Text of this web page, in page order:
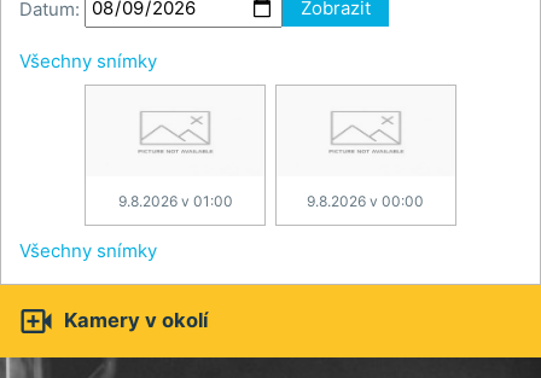
Datum: Zobrazit
Všechny snímky
9.8.2026 v 01:00 9.8.2026 v 00:00
Všechny snímky
 Kamery v okolí